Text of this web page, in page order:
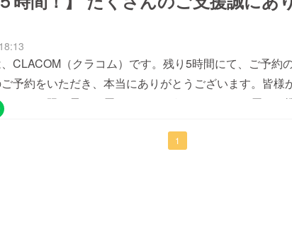
役に立てますと幸いです。終了は本日23時59分となり
合には、ご連絡いただけますと幸いです。皆様へのお
。引き続きどうぞよろしくお願いいたします。
CLACOM（クラコム）です。残り5時間にて、ご予約
予約をいただき、本当にありがとうございます。皆様
できる限り早くお届けできるよう、ただいまお届けの
立てるよう、１つ１つ丁寧に発送させていただきます
ざいましたら、いつでもご連絡いただけますと幸いです
1